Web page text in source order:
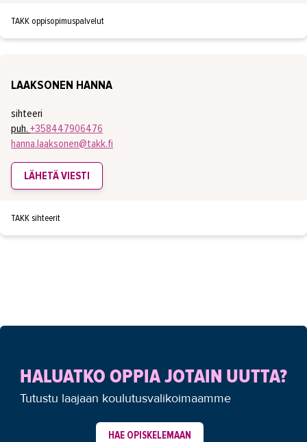
TAKK oppisopimuspalvelut
LAAKSONEN HANNA
sihteeri
puh. +358447906476
hanna.laaksonen@takk.fi
LÄHETÄ VIESTI
TAKK sihteerit
HALUATKO OPPIA JOTAIN UUTTA?
Tutustu laajaan koulutusvalikoimaamme
HAE OPISKELEMAAN